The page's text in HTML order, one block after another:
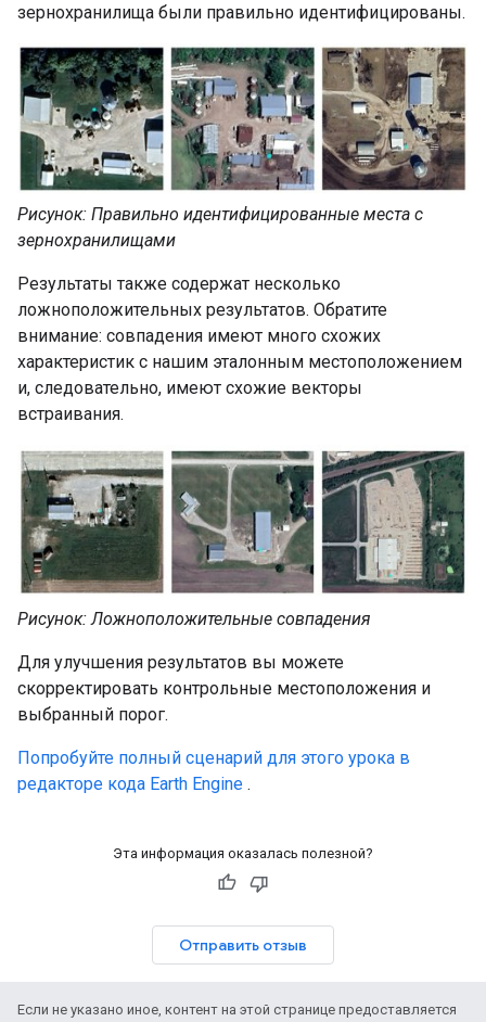
зернохранилища были правильно идентифицированы.
Рисунок: Правильно идентифицированные места с
зернохранилищами
Результаты также содержат несколько
ложноположительных результатов. Обратите
внимание: совпадения имеют много схожих
характеристик с нашим эталонным местоположением
и, следовательно, имеют схожие векторы
встраивания.
Рисунок: Ложноположительные совпадения
Для улучшения результатов вы можете
скорректировать контрольные местоположения и
выбранный порог.
Попробуйте полный сценарий для этого урока в
редакторе кода Earth Engine .
Эта информация оказалась полезной?
Отправить отзыв
Если не указано иное, контент на этой странице предоставляется